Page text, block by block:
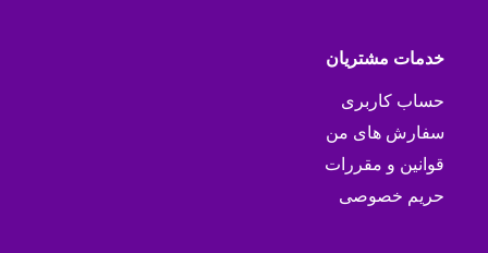
خدمات مشتریان
حساب کاربری
سفارش های من
قوانین و مقررات
حریم خصوصی